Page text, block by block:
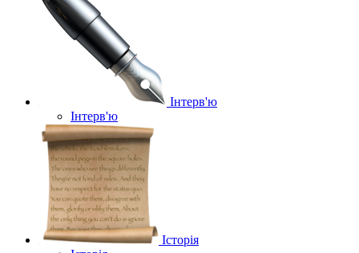
Інтерв'ю
Інтерв'ю
Історія